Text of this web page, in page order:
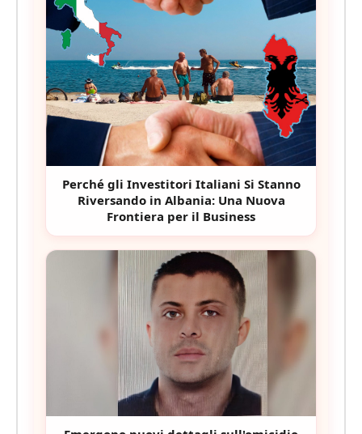
Perché gli Investitori Italiani Si Stanno
Riversando in Albania: Una Nuova
Frontiera per il Business